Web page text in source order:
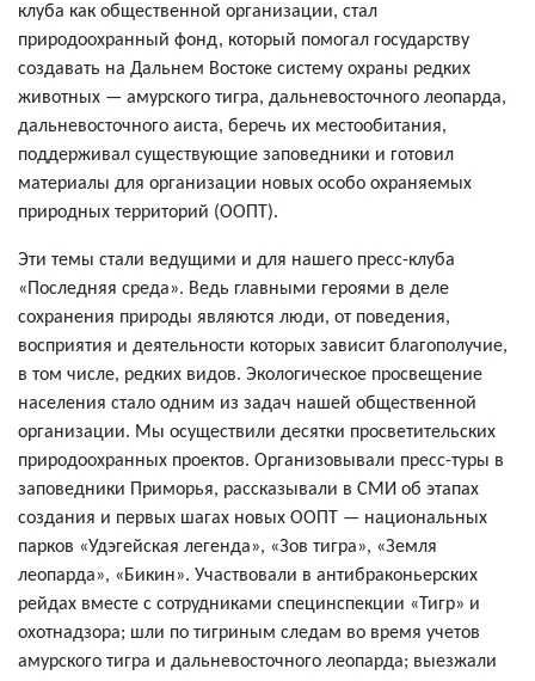
клуба как общественной организации, стал
природоохранный фонд, который помогал государству
создавать на Дальнем Востоке систему охраны редких
животных — амурского тигра, дальневосточного леопарда,
дальневосточного аиста, беречь их местообитания,
поддерживал существующие заповедники и готовил
материалы для организации новых особо охраняемых
природных территорий (ООПТ).
Эти темы стали ведущими и для нашего пресс-клуба
«Последняя среда». Ведь главными героями в деле
сохранения природы являются люди, от поведения,
восприятия и деятельности которых зависит благополучие,
в том числе, редких видов. Экологическое просвещение
населения стало одним из задач нашей общественной
организации. Мы осуществили десятки просветительских
природоохранных проектов. Организовывали пресс-туры в
заповедники Приморья, рассказывали в СМИ об этапах
создания и первых шагах новых ООПТ — национальных
парков «Удэгейская легенда», «Зов тигра», «Земля
леопарда», «Бикин». Участвовали в антибраконьерских
рейдах вместе с сотрудниками специнспекции «Тигр» и
охотнадзора; шли по тигриным следам во время учетов
амурского тигра и дальневосточного леопарда; выезжали